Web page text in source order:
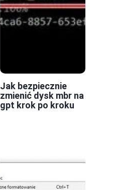
Jak bezpiecznie
zmienić dysk mbr na
gpt krok po kroku